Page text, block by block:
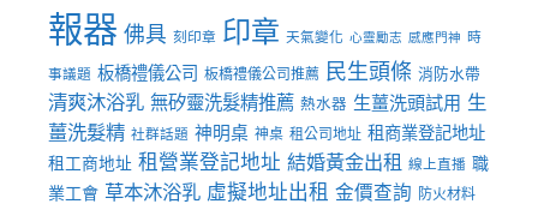
報器 佛具 刻印章 印章 天氣變化 心靈勵志 感應門神 時
事議題 板橋禮儀公司 板橋禮儀公司推薦 民生頭條 消防水帶
清爽沐浴乳 無矽靈洗髮精推薦 熱水器 生薑洗頭試用 生
薑洗髮精 社群話題 神明桌 神桌 租公司地址 租商業登記地址
租工商地址 租營業登記地址 結婚黃金出租 線上直播 職
業工會 草本沐浴乳 虛擬地址出租 金價查詢 防火材料